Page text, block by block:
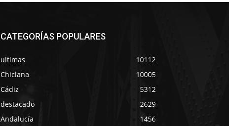
CATEGORÍAS POPULARES
ultimas
10112
Chiclana
10005
Cádiz
5312
destacado
2629
Andalucía
1456